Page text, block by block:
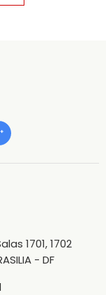
1701, 1702
- DF